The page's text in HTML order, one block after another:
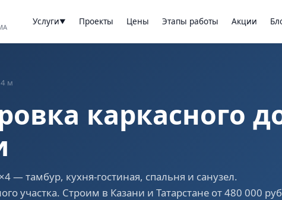
Услуги▼ Проекты Цены Этапы работы Акции
м
каркасного
— тамбур, кухня-гостиная, спальня и санузел.
участка. Строим в Казани и Татарстане от 480 000